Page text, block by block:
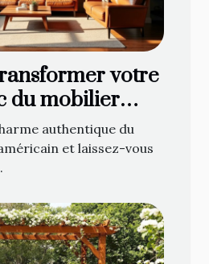
votre
du mobilier
?
authentique du
et laissez-vous